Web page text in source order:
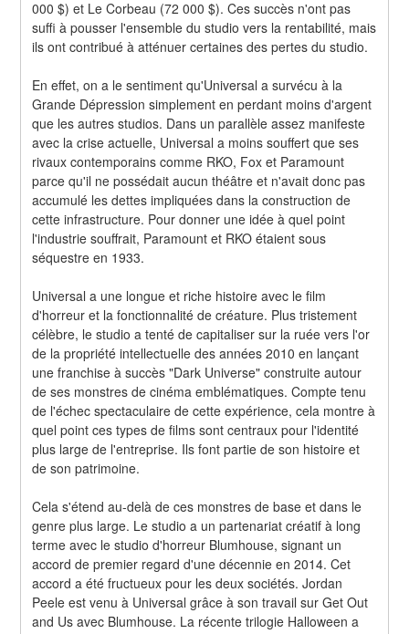
000 $) et Le Corbeau (72 000 $). Ces succès n'ont pas
suffi à pousser l'ensemble du studio vers la rentabilité, mais
ils ont contribué à atténuer certaines des pertes du studio.
En effet, on a le sentiment qu'Universal a survécu à la
Grande Dépression simplement en perdant moins d'argent
que les autres studios. Dans un parallèle assez manifeste
avec la crise actuelle, Universal a moins souffert que ses
rivaux contemporains comme RKO, Fox et Paramount
parce qu'il ne possédait aucun théâtre et n'avait donc pas
accumulé les dettes impliquées dans la construction de
cette infrastructure. Pour donner une idée à quel point
l'industrie souffrait, Paramount et RKO étaient sous
séquestre en 1933.
Universal a une longue et riche histoire avec le film
d'horreur et la fonctionnalité de créature. Plus tristement
célèbre, le studio a tenté de capitaliser sur la ruée vers l'or
de la propriété intellectuelle des années 2010 en lançant
une franchise à succès "Dark Universe" construite autour
de ses monstres de cinéma emblématiques. Compte tenu
de l'échec spectaculaire de cette expérience, cela montre à
quel point ces types de films sont centraux pour l'identité
plus large de l'entreprise. Ils font partie de son histoire et
de son patrimoine.
Cela s'étend au-delà de ces monstres de base et dans le
genre plus large. Le studio a un partenariat créatif à long
terme avec le studio d'horreur Blumhouse, signant un
accord de premier regard d'une décennie en 2014. Cet
accord a été fructueux pour les deux sociétés. Jordan
Peele est venu à Universal grâce à son travail sur Get Out
and Us avec Blumhouse. La récente trilogie Halloween a